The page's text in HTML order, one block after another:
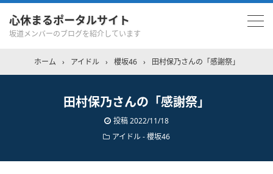
心休まるポータルサイト
坂道メンバーのブログを紹介しています
ホーム › アイドル › 櫻坂46 › 田村保乃さんの「感謝祭」
田村保乃さんの「感謝祭」
投稿2022/11/18
アイドル - 櫻坂46